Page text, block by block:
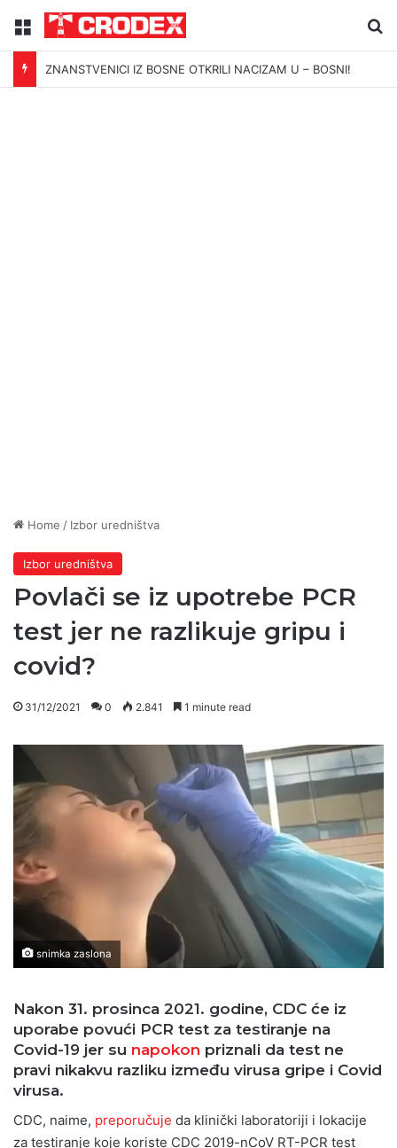
Menu
ZNANSTVENICI IZ BOSNE OTKRILI NACIZAM U – BOSNI!
Home / Izbor uredništva
Izbor uredništva
Povlači se iz upotrebe PCR
test jer ne razlikuje gripu i
covid?
31/12/2021 0 2.841 1 minute read
snimka zaslona
Nakon 31. prosinca 2021. godine, CDC će iz
uporabe povući PCR test za testiranje na
Covid-19 jer su napokon priznali da test ne
pravi nikakvu razliku između virusa gripe i Covid
virusa.
CDC, naime, preporučuje da klinički laboratoriji i lokacije
za testiranje koje koriste CDC 2019-nCoV RT-PCR test